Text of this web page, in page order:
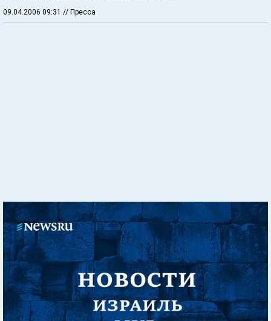
09.04.2006 09:31 // Пресса